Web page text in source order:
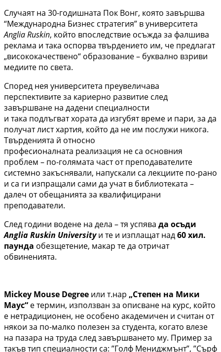
Случаят на 30-годишната Пок Вонг, която завършва
“Международна Бизнес стратегия” в университета
Anglia Ruskin, който впоследствие осъжда за фалшива
реклама и така оспорва твърдението им, че предлагат
„висококачествено“ образование – буквално взриви
медиите по света.
Според нея университета преувеличава
перспективите за кариерно развитие след
завършване на дадени специалности
и така подлъгват хората да изгубят време и пари, за да
получат лист хартия, който да не им послужи никога.
Твърденията й относно
професионалната реализация не са основния
проблем – по-голямата част от преподавателите
системно закъснявали, напускали са лекциите по-рано
и са ги изпращали сами да учат в библиотеката –
далеч от обещанията за квалифицирани
преподаватели.
След години водене на дела – тя успява да осъди
Anglia Ruskin Universityи те и изплащат над60 хил.
паунда обезщетение, макар те да отричат
обвиненията.
Mickey Mouse Degree или т.нар „Степен на Мики
Маус“ е термин, използван за описване на курс, който
е нетрадиционен, не особено академичен и считан от
някои за по-малко полезен за студента, когато влезе
на пазара на труда след завършването му. Пример за
такъв тип специалности са: ”Голф Мениджмънт”, ”Сърф